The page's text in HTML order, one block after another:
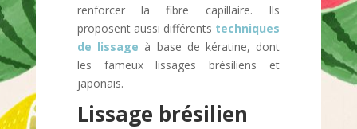
renforcer la fibre capillaire. Ils
proposent aussi différents techniques
de lissage à base de kératine, dont
les fameux lissages brésiliens et
japonais.
Lissage brésilien